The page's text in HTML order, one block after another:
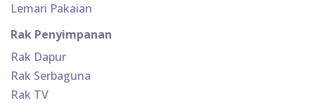
Lemari Pakaian
Rak Penyimpanan
Rak Dapur
Rak Serbaguna
Rak TV